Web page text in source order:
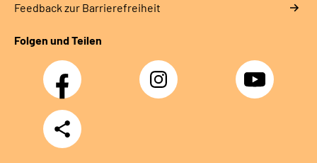
Feedback zur Barrierefreiheit
Folgen und Teilen
Facebook Instagram YouTube
Teilen